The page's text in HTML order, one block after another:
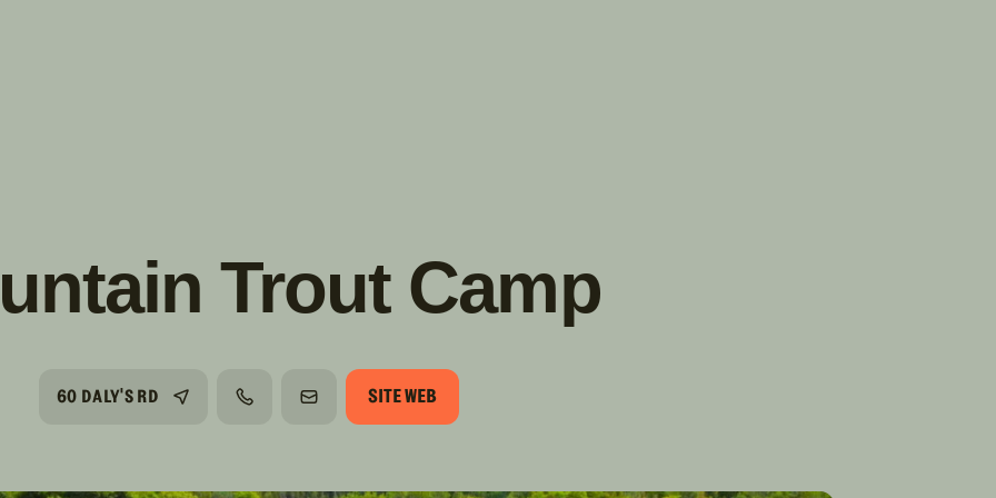
Trout Camp
60 DALY'S RD TÉLÉPHONECOURRIELSITE WEB